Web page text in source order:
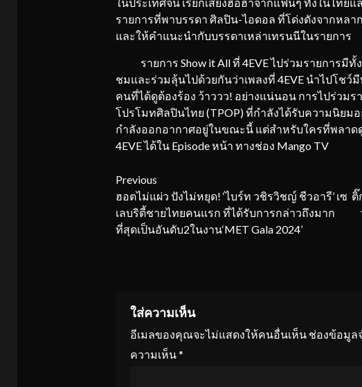
รายการที่พาบรรดา ศิลปิน-ไอดอล ที่โด่งดังจากหลา
และให้คำแนะนำกับบรรดาเหล่าเทรนนีในรายการ
รายการ Show it All ที่ 4EVE ไปร่วมรายการมีทั้
ชมและร่วมลุ้นไปด้วยกันว่าเพลงที่ 4EVE นำไปโชว์
คนที่ได้ดูต้องร้อง ว้าววว! อย่างแน่นอน การไปร่วม
โปรโมทศิลปินไทย (TPOP) ที่กำลังได้รับความนิยม
กำลังออกอากาศอยู่ในขณะนี้ แต่สำหรับใครที่พลาด
4EVE ได้ใน Episode หน้า ทางช่อง Mango TV
Continue
Reading
Previous
ฮอตไม่แผ่ว ปังไม่หยุด! ‘ไบร์ท วชิรวิชญ์ ชีวอารี’ เซ
เลบริตี้ชายไทยคนแรก ที่ได้รับการกล่าวถึงมาก
ที่สุดเป็นอันดับ2ในงาน‘MET Gala 2024’
ติ๊
ใส่ความเห็น
อีเมลของคุณจะไม่แสดงให้คนอื่นเห็น ช่องข้อมูล
ความเห็น*